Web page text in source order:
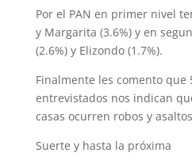
Por el PAN en primer nivel
y Margarita (3.6%) y en
(2.6%) y Elizondo (1.7%).
Finalmente les comento que
entrevistados nos indican
casas ocurren robos y
Suerte y hasta la próxima